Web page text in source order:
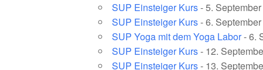
SUP Einsteiger Kurs- 5.
SUP Einsteiger Kurs- 6.
SUP Yoga mit dem Yoga Labor- 6.
SUP Einsteiger Kurs- 12.
SUP Einsteiger Kurs- 13.